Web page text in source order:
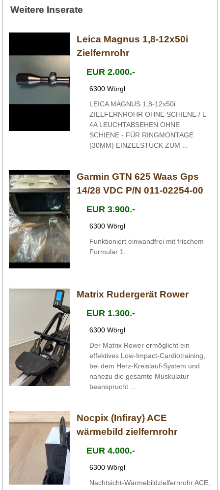
Weitere Inserate
Leica Magnus 1,8-12x50i
Zielfernrohr
EUR 2.000.-
6300 Wörgl
LEICA MAGNUS 1,8-12x50i
ZIELFERNROHR OHNE SCHIENE / L-
4A LEUCHTABSEHEN OHNE
SCHIENE - FÜR RINGMONTAGE
(30MM) EINZELSTÜCK ZUM ...
Garmin GTN 625 Waas Gps
14/28 VDC P/N 011-02254-00
EUR 3.900.-
6300 Wörgl
Funktioniert einwandfrei mit frischem
Formular 1.
Matrix Rudergerät Rower
EUR 1.300.-
6300 Wörgl
Der Matrix Rower ermöglicht ein
effektives Low-Impact-Cardiotraining,
bei dem Herz-Kreislauf-System und
nahezu die gesamte Muskulatur
beansprucht ...
Nocpix (Infiray) ACE
wärmebild zielfernrohr
EUR 4.000.-
6300 Wörgl
Nachtsicht-Wärmebildzielfernrohr ACE,